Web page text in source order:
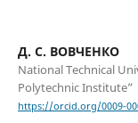
Д. С. ВОВЧЕНКО
National Technical
Polytechnic Institute”
https://orcid.org/0009-